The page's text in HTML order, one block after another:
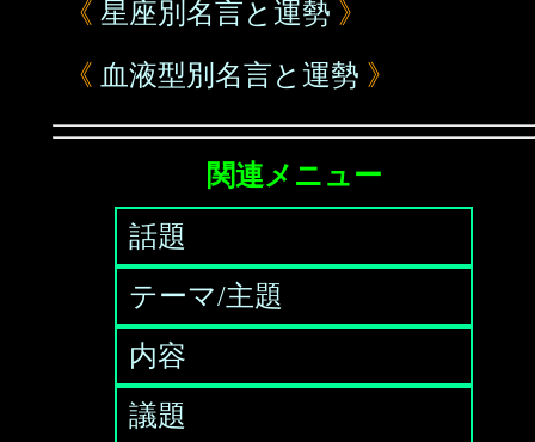
《 星座別名言と運勢 》
《 血液型別名言と運勢 》
関連メニュー
話題
テーマ/主題
内容
議題